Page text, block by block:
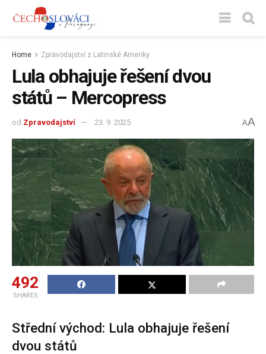
Home Zpravodajství z Latinské Ameriky
Lula obhajuje řešení dvou
států – Mercopress
od Zpravodajství 23. 9. 2025 AA
492
SHARES
Střední východ: Lula obhajuje řešení
dvou států